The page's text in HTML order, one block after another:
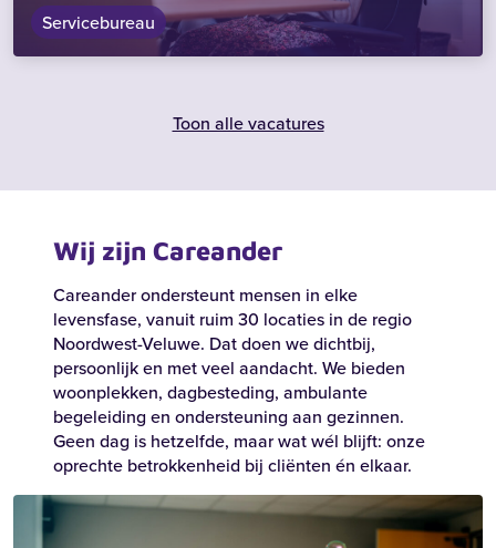
Servicebureau
Toon alle vacatures
Wij zijn Careander
Careander ondersteunt mensen in elke
levensfase, vanuit ruim 30 locaties in de regio
Noordwest-Veluwe. Dat doen we dichtbij,
persoonlijk en met veel aandacht. We bieden
woonplekken, dagbesteding, ambulante
begeleiding en ondersteuning aan gezinnen.
Geen dag is hetzelfde, maar wat wél blijft: onze
oprechte betrokkenheid bij cliënten én elkaar.